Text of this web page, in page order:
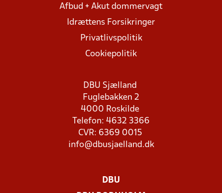
Afbud + Akut dommervagt
Idrættens Forsikringer
Privatlivspolitik
Cookiepolitik
DBU Sjælland
Fuglebakken 2
4000 Roskilde
Telefon: 4632 3366
CVR: 6369 0015
info@dbusjaelland.dk
DBU